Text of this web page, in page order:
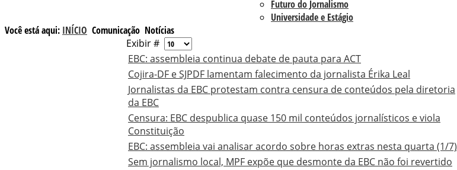
Futuro do Jornalismo
Universidade e Estágio
Você está aqui: INÍCIO Comunicação Notícias
Exibir #
EBC: assembleia continua debate de pauta para ACT
Cojira-DF e SJPDF lamentam falecimento da jornalista Érika Leal
Jornalistas da EBC protestam contra censura de conteúdos pela diretoria
da EBC
Censura: EBC despublica quase 150 mil conteúdos jornalísticos e viola
Constituição
EBC: assembleia vai analisar acordo sobre horas extras nesta quarta (1/7)
Sem jornalismo local, MPF expõe que desmonte da EBC não foi revertido